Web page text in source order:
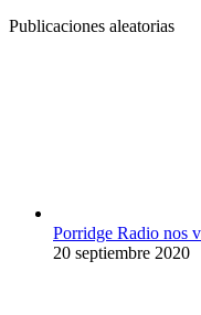
Publicaciones aleatorias
Porridge Radio nos
20 septiembre 2020